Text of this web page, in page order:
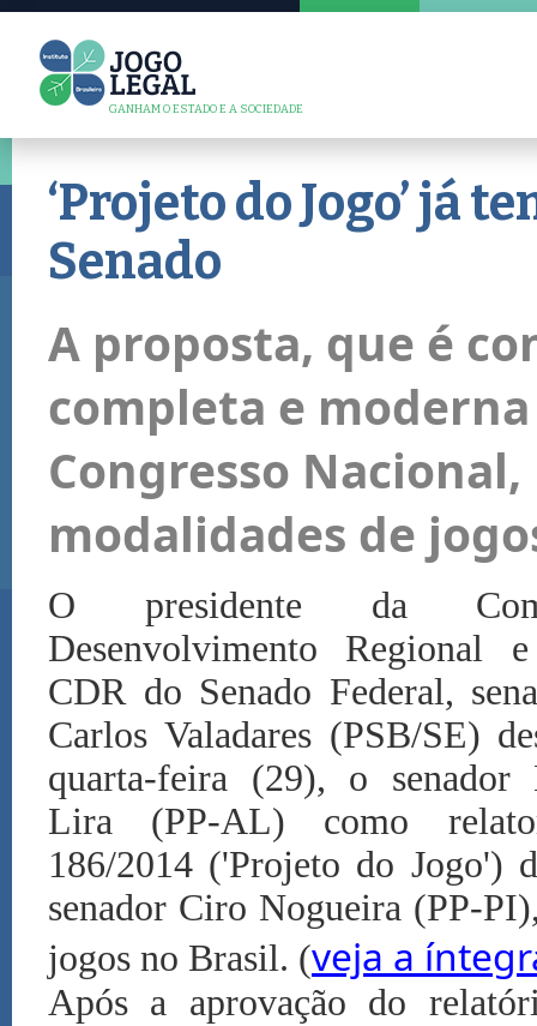
GANHAM O ESTADO E A SOCIEDADE
‘Projeto do Jogo’ já
Senado
A proposta, que é
completa e
Congresso
modalidades de
O presidente da
Desenvolvimento Regional
CDR do Senado Federal,
Carlos Valadares (PSB/SE)
quarta-feira (29), o senador
Lira (PP-AL) como
186/2014 ('Projeto do Jogo')
senador Ciro Nogueira (PP-
jogos no Brasil. (veja a
Após a aprovação do